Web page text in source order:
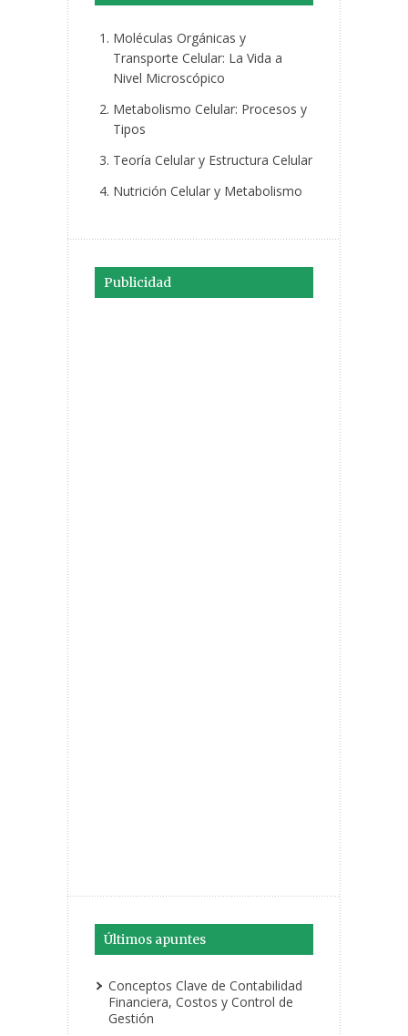
Moléculas Orgánicas y
Transporte Celular: La Vida a
Nivel Microscópico
Metabolismo Celular: Procesos y
Tipos
Teoría Celular y Estructura Celular
Nutrición Celular y Metabolismo
Publicidad
Últimos apuntes
Conceptos Clave de Contabilidad
Financiera, Costos y Control de
Gestión